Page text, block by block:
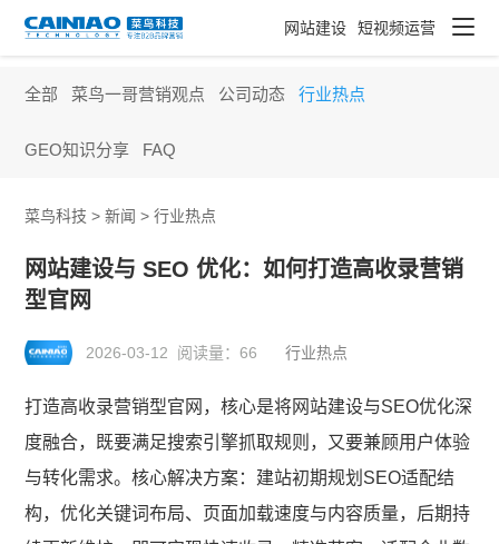
网站建设 短视频运营
全部 菜鸟一哥营销观点 公司动态 行业热点
GEO知识分享 FAQ
菜鸟科技 >新闻 >行业热点
网站建设与 SEO 优化：如何打造高收录营销
型官网
2026-03-12 阅读量：66 行业热点
打造高收录营销型官网，核心是将网站建设与SEO优化深
度融合，既要满足搜索引擎抓取规则，又要兼顾用户体验
与转化需求。核心解决方案：建站初期规划SEO适配结
构，优化关键词布局、页面加载速度与内容质量，后期持